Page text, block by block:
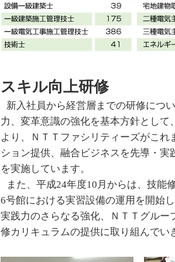
スキル向上研修
新入社員から経営層までの研修につ
力、変革意識の強化を基本方針とし
より、ＮＴＴファシリティーズがこ
ション提供、融合ビジネスを先導・
を実施しています。
また、平成24年度10月からは、技能
6号館における実習設備の運用を開始
実践力のさらなる強化、ＮＴＴグル
修カリキュラムの提供に取り組んでい